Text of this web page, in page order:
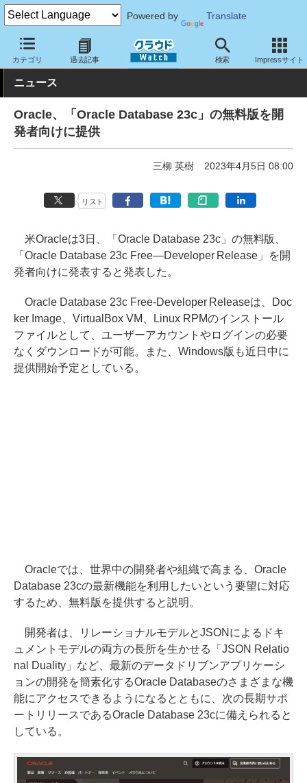
Powered by Translate
カテゴリ 過去記事 検索 Impressサイト
クラウド Watch サービス・ソフト ソフトウェア データベース
ニュース
Oracle、「Oracle Database 23c」の無料版を開
発者向けに提供
三柳 英樹 2023年4月5日 08:00
リスト
米Oracleは3日、「Oracle Database 23c」の無料版、
「Oracle Database 23c Free—Developer Release」を開
発者向けに発表すると発表した。
Oracle Database 23c Free-Developer Releaseは、Doc
ker Image、VirtualBox VM、Linux RPMのインストール
ファイルとして、ユーザーアカウントやログインの必要
なくダウンロードが可能。また、Windows版も近日中に
提供開始予定としている。
Oracleでは、世界中の開発者や組織で高まる、Oracle
Database 23cの最新機能を利用したいという要望に対応
するため、無料版を提供すると説明。
開発者は、リレーショナルモデルとJSONによるドキ
ュメントモデルの両方の長所を生かせる「JSON Relatio
nal Duality」など、最新のデータドリブンアプリケーシ
ョンの開発を簡素化するOracle Databaseのさまざまな機
能にアクセスできるようになるとともに、次の長期サポ
ートリリースであるOracle Database 23cに備えられると
している。